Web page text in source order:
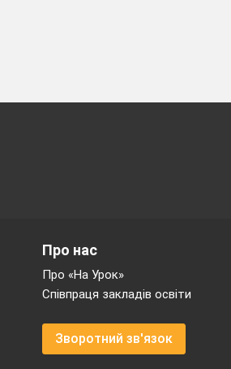
Про нас
Про «На Урок»
Співпраця закладів освіти
Зворотний зв'язок